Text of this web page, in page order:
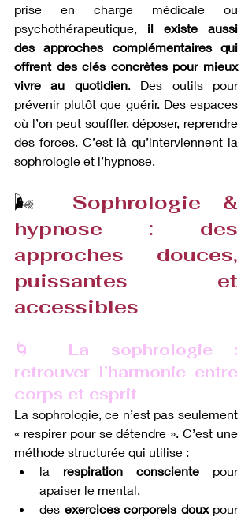
prise en charge médicale ou
psychothérapeutique, il existe aussi
des approches complémentaires qui
offrent des clés concrètes pour mieux
vivre au quotidien. Des outils pour
prévenir plutôt que guérir. Des espaces
où l’on peut souffler, déposer, reprendre
des forces. C’est là qu’interviennent la
sophrologie et l’hypnose.
🌬️
Sophrologie &
hypnose : des
approches douces,
puissantes et
accessibles
🌀
La sophrologie :
retrouver l’harmonie entre
corps et esprit
La sophrologie, ce n’est pas seulement
« respirer pour se détendre ». C’est une
méthode structurée qui utilise :
la respiration consciente pour
apaiser le mental,
des exercices corporels doux pour